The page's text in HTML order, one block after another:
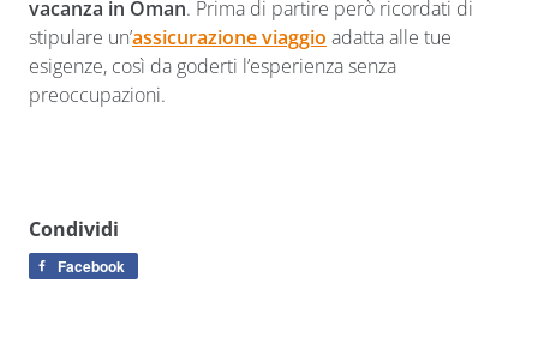
vacanza in Oman. Prima di partire però ricordati di
stipulare un’assicurazione viaggio adatta alle tue
esigenze, così da goderti l’esperienza senza
preoccupazioni.
Condividi
Facebook